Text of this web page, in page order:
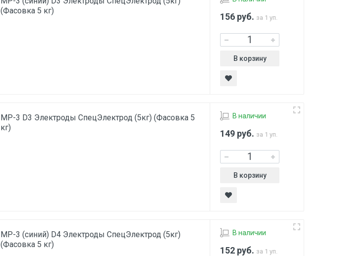
(Фасовка 5 кг)
156 руб. за 1 уп.
В корзину
МР-3 D3 Электроды СпецЭлектрод (5кг) (Фасовка 5
кг)
В наличии
149 руб. за 1 уп.
В корзину
МР-3 (синий) D4 Электроды СпецЭлектрод (5кг)
(Фасовка 5 кг)
В наличии
152 руб. за 1 уп.